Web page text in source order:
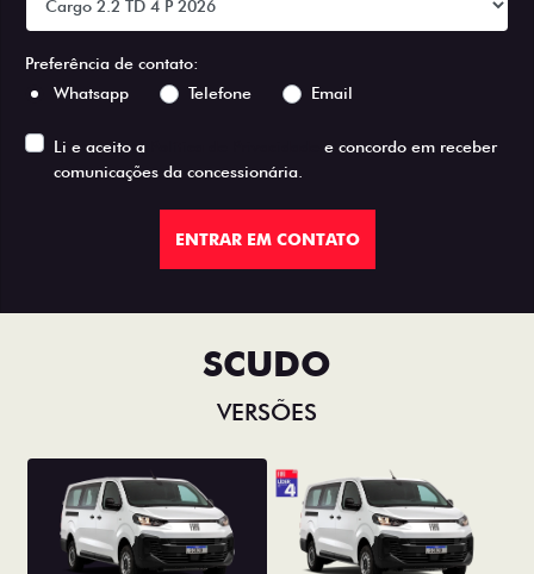
Preferência de contato:
Whatsapp
Telefone Email
Li e aceito a
e concordo em receber
comunicações da concessionária.
ENTRAR EM CONTATO
SCUDO
VERSÕES